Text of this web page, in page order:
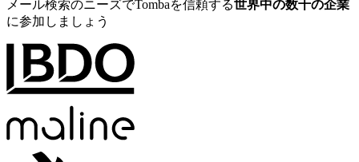
メール検索のニーズでTombaを信頼する世界中の数千の企業
に参加しましょう